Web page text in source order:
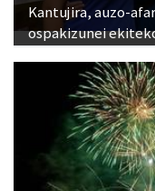
Kantujira, auzo-
ospakizunei